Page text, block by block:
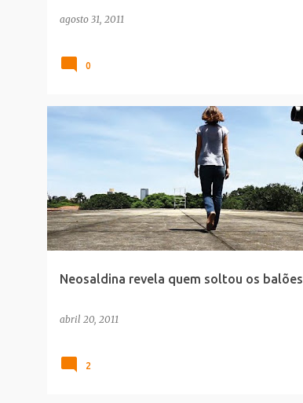
agosto 31, 2011
0
Neosaldina revela quem soltou os balões
abril 20, 2011
2